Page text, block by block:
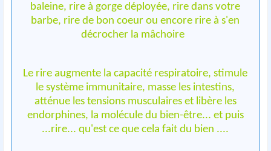
baleine, rire à gorge déployée, rire dans votre
barbe, rire de bon coeur ou encore rire à s'en
décrocher la mâchoire
Le rire augmente la capacité respiratoire, stimule
le système immunitaire, masse les intestins,
atténue les tensions musculaires et libère les
endorphines, la molécule du bien-être... et puis
...rire... qu'est ce que cela fait du bien ....